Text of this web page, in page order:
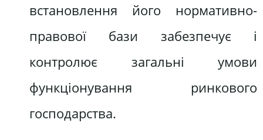
встановлення його нормативно-
правової бази забезпечує і
контролює загальні умови
функціонування ринкового
господарства.